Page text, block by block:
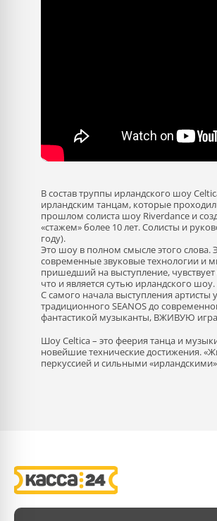
В состав труппы ирландского шоу
ирландским танцам, которые
прошлом солиста шоу Riverdance и
«стажем» более 10 лет. Солисты и
году).
Это шоу в полном смысле этого слова.
современные звуковые технологии и
пришедший на выступление,
что и является сутью ирландского шоу.
С самого начала выступления артисты
традиционного SEANOS до
фантастикой музыканты, ВЖИВУЮ
Шоу Celtica – это феерия танца и
новейшие технические достижения.
перкуссией и сильными